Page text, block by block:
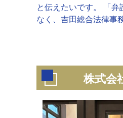
と伝えたいです。 「
なく、吉田総合法律事
株式会